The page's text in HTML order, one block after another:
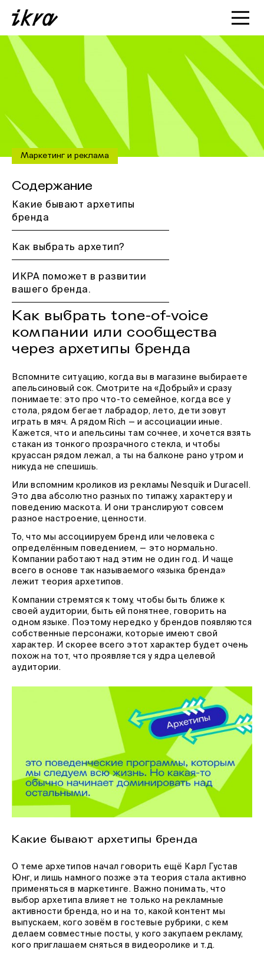
Познакомиться с ИКРОЙ
Статьи
Маркетинг и реклама
Содержание
Какие бывают архетипы
бренда
Как выбрать архетип?
ИКРА поможет в развитии
вашего бренда.
Как выбрать tone-of-voice
компании или сообщества
через архетипы бренда
Вспомните ситуацию, когда вы в магазине выбираете
апельсиновый сок. Смотрите на «Добрый» и сразу
понимаете: это про что-то семейное, когда все у
стола, рядом бегает лабрадор, лето, дети зовут
играть в мяч. А рядом Rich — и ассоциации иные.
Кажется, что и апельсины там сочнее, и хочется взять
стакан из тонкого прозрачного стекла, и чтобы
круассан рядом лежал, а ты на балконе рано утром и
никуда не спешишь.
Или вспомним кроликов из рекламы Nesquik и Duracell.
Это два абсолютно разных по типажу, характеру и
поведению маскота. И они транслируют совсем
разное настроение, ценности.
То, что мы ассоциируем бренд или человека с
определённым поведением, — это нормально.
Компании работают над этим не один год. И чаще
всего в основе так называемого «языка бренда»
лежит теория архетипов.
Компании стремятся к тому, чтобы быть ближе к
своей аудитории, быть ей понятнее, говорить на
одном языке. Поэтому нередко у брендов появляются
собственные персонажи, которые имеют свой
характер. И скорее всего этот характер будет очень
похож на тот, что проявляется у ядра целевой
аудитории.
Какие бывают архетипы бренда
О теме архетипов начал говорить ещё Карл Густав
Юнг, и лишь намного позже эта теория стала активно
применяться в маркетинге. Важно понимать, что
выбор архетипа влияет не только на рекламные
активности бренда, но и на то, какой контент мы
выпускаем, кого зовём в гостевые рубрики, с кем
делаем совместные посты, у кого закупаем рекламу,
кого приглашаем сняться в видеоролике и т.д.